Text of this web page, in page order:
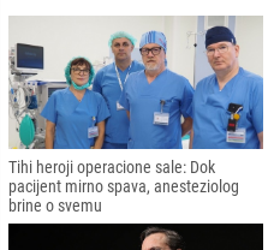
Tihi heroji operacione sale: Dok
pacijent mirno spava, anesteziolog
brine o svemu